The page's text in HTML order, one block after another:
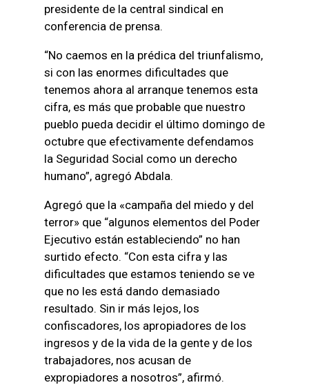
presidente de la central sindical en
conferencia de prensa.
“No caemos en la prédica del triunfalismo,
si con las enormes dificultades que
tenemos ahora al arranque tenemos esta
cifra, es más que probable que nuestro
pueblo pueda decidir el último domingo de
octubre que efectivamente defendamos
la Seguridad Social como un derecho
humano”, agregó Abdala.
Agregó que la «campaña del miedo y del
terror» que “algunos elementos del Poder
Ejecutivo están estableciendo” no han
surtido efecto. “Con esta cifra y las
dificultades que estamos teniendo se ve
que no les está dando demasiado
resultado. Sin ir más lejos, los
confiscadores, los apropiadores de los
ingresos y de la vida de la gente y de los
trabajadores, nos acusan de
expropiadores a nosotros”, afirmó.